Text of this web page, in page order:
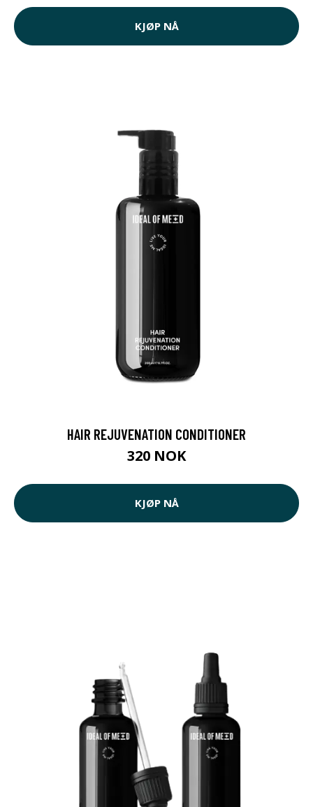
KJØP NÅ
HAIR REJUVENATION CONDITIONER
320 NOK
KJØP NÅ